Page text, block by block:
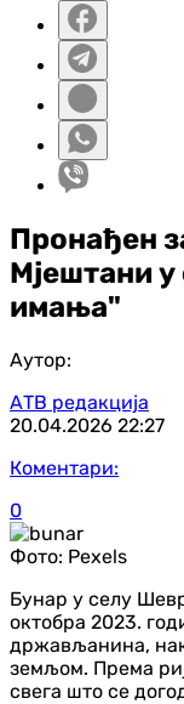
Пронађен
Мјештани у
имања"
Аутор:
АТВ редакција
20.04.2026 22:27
Коментари:
0
Фото: Pexels
Бунар у селу
октобра 2023.
држављанина,
земљом. Према
свега што се